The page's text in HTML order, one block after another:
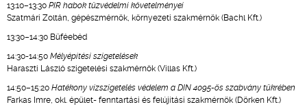
13:10–13:30 PIR habok tűzvédelmi követelményei
Szatmári Zoltán, gépészmérnök, környezeti szakmérnök (Bachl Kft.)
13:30–14:30 Büféebéd
14:30-14:50 Mélyépítési szigetelések
Haraszti László szigetelési szakmérnök (Villas Kft.)
14:50–15:20 Hatékony vízszigetelés védelem a DIN 4095-ös szabvány tükrében
Farkas Imre, okl. épület- fenntartási és felújítási szakmérnök (Dörken Kft.)